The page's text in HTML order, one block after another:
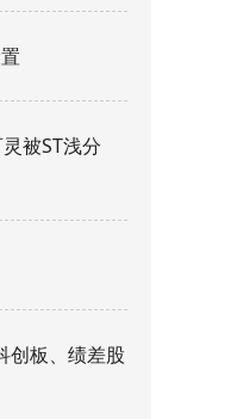
被ST浅分
创板、绩差股